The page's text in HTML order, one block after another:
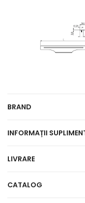
BRAND
INFORMAȚII
LIVRARE
CATALOG